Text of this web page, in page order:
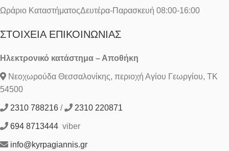
Ωράριο ΚαταστήματοςΔευτέρα-Παρασκευή 08:00-16:00
ΣΤΟΙΧΕΊΑ ΕΠΙΚΟΙΝΩΝΊΑΣ
Ηλεκτρονικό κατάστημα – Αποθήκη
Νεοχωρούδα Θεσσαλονίκης, περιοχή Αγίου Γεωργίου, ΤΚ
54500
2310 788216 / 2310 220871
694 8713444 viber
info@kyrpagiannis.gr